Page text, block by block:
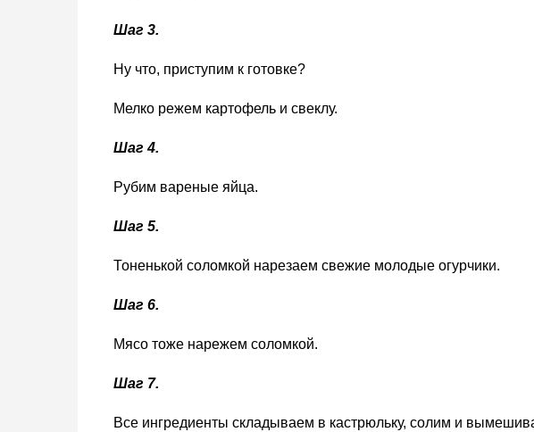
Шаг 3.
Ну что, приступим к готовке?
Мелко режем картофель и свеклу.
Шаг 4.
Рубим вареные яйца.
Шаг 5.
Тоненькой соломкой нарезаем свежие молодые огурчики.
Шаг 6.
Мясо тоже нарежем соломкой.
Шаг 7.
Все ингредиенты складываем в кастрюльку, солим и